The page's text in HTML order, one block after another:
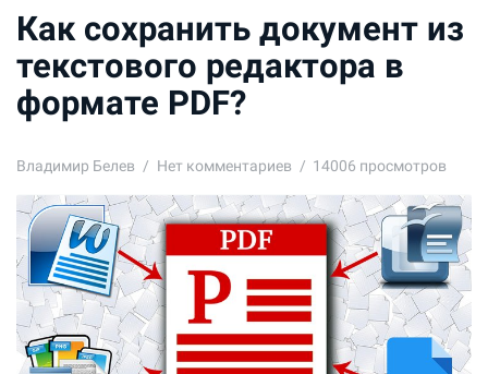
Как сохранить документ из
текстового редактора в
формате PDF?
Владимир Белев Нет комментариев 14006 просмотров